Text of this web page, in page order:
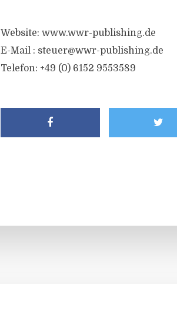
Website: www.wwr-publishing.de
E-Mail : steuer@wwr-publishing.de
Telefon: +49 (0) 6152 9553589